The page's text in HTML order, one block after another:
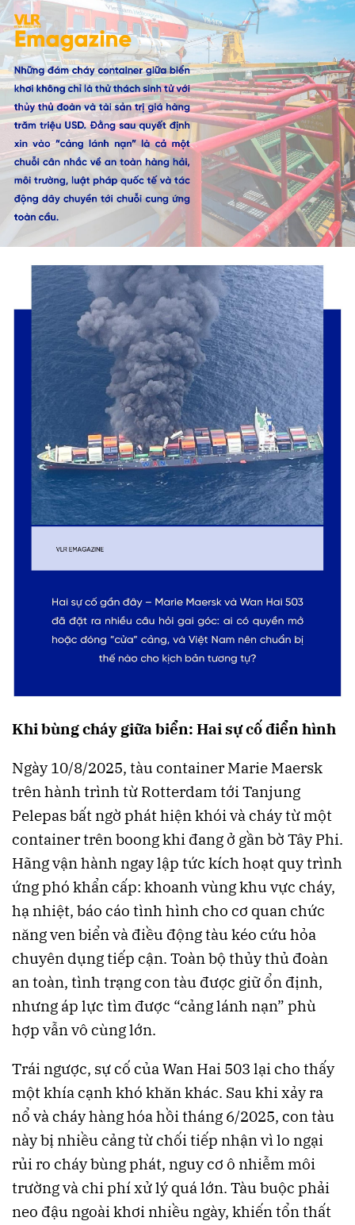
Khi bùng cháy giữa biển: Hai sự cố điển hình
Ngày 10/8/2025, tàu container Marie Maersk
trên hành trình từ Rotterdam tới Tanjung
Pelepas bất ngờ phát hiện khói và cháy từ một
container trên boong khi đang ở gần bờ Tây Phi.
Hãng vận hành ngay lập tức kích hoạt quy trình
ứng phó khẩn cấp: khoanh vùng khu vực cháy,
hạ nhiệt, báo cáo tình hình cho cơ quan chức
năng ven biển và điều động tàu kéo cứu hỏa
chuyên dụng tiếp cận. Toàn bộ thủy thủ đoàn
an toàn, tình trạng con tàu được giữ ổn định,
nhưng áp lực tìm được “cảng lánh nạn” phù
hợp vẫn vô cùng lớn.
Trái ngược, sự cố của Wan Hai 503 lại cho thấy
một khía cạnh khó khăn khác. Sau khi xảy ra
nổ và cháy hàng hóa hồi tháng 6/2025, con tàu
này bị nhiều cảng từ chối tiếp nhận vì lo ngại
rủi ro cháy bùng phát, nguy cơ ô nhiễm môi
trường và chi phí xử lý quá lớn. Tàu buộc phải
neo đậu ngoài khơi nhiều ngày, khiến tổn thất